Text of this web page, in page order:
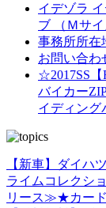
イデゾラ
ブ （Ｍサ
事務所所在
お問い合わ
☆2017SS
バイカー
イディング
【新車】ダイハ
ライムコレクシ
リース≫★カー